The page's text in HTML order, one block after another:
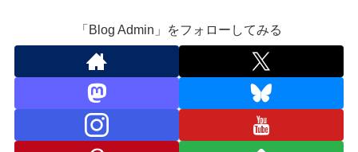
「Blog Admin」をフォローしてみる